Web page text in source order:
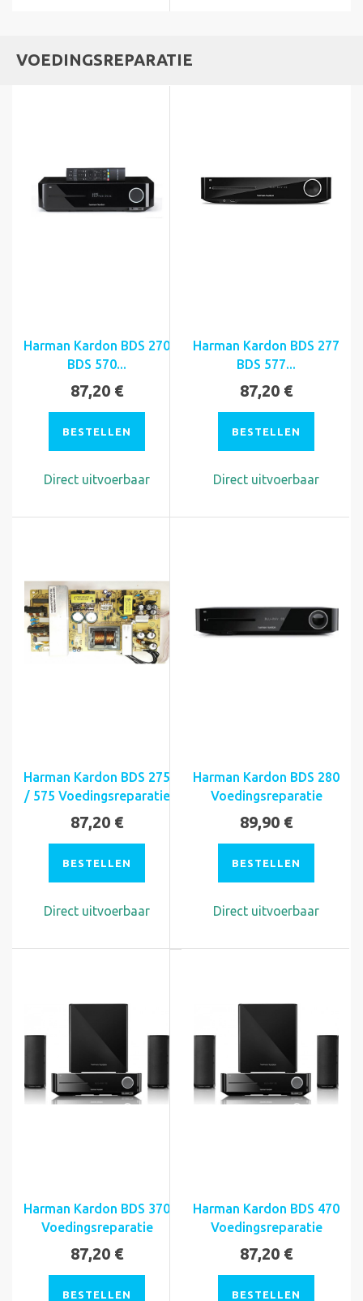
VOEDINGSREPARATIE
Harman Kardon BDS 270
BDS 570...
87,20 €
BESTELLEN
Direct uitvoerbaar
Harman Kardon BDS 277
BDS 577...
87,20 €
BESTELLEN
Direct uitvoerbaar
Harman Kardon BDS 275
/ 575 Voedingsreparatie
87,20 €
BESTELLEN
Direct uitvoerbaar
Harman Kardon BDS 280
Voedingsreparatie
89,90 €
BESTELLEN
Direct uitvoerbaar
Harman Kardon BDS 370
Voedingsreparatie
87,20 €
BESTELLEN
Harman Kardon BDS 470
Voedingsreparatie
87,20 €
BESTELLEN